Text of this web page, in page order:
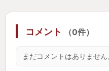
これによって前作では
い素材を手に入れて強
言って設定が雑だ。わ
魅力だと思っている。
コメント （0件）
まだコメントはありません